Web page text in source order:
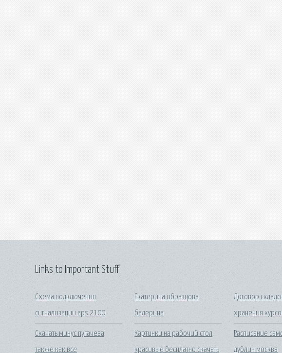
Links to Important Stuff
Схема подключения
сигнализации aps 2100
Скачать минус пугачева
также как все
Екатерина образцова
балерина
Картинки на рабочий стол
красивые бесплатно скачать
Договор
хранения
Расписание
дублин москва